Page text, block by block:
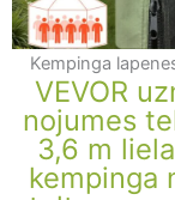
Kempinga
VEVOR
nojumes
3,6 m
kempinga